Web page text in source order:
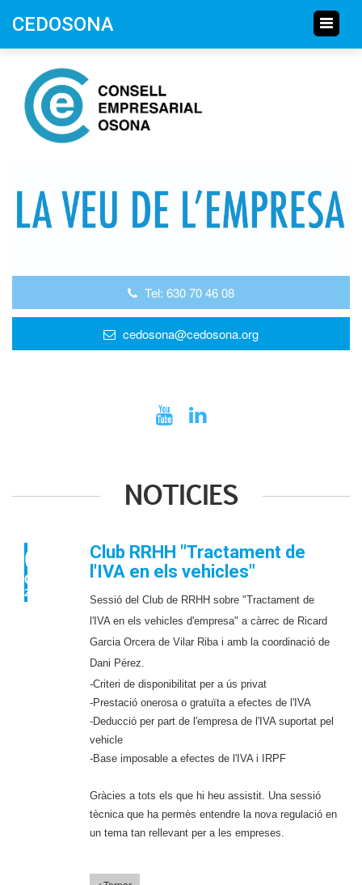
Tel: 630 70 46 08
cedosona@cedosona.org
CEDOSONA
NOTICIES
05
OCT
2023
Club RRHH "Tractament de
l'IVA en els vehicles"
Sessió del Club de RRHH sobre "Tractament de
l'IVA en els vehicles d'empresa" a càrrec de Ricard
Garcia Orcera de Vilar Riba i amb la coordinació de
Dani Pérez.
-Criteri de disponibilitat per a ús privat
-Prestació onerosa o gratuïta a efectes de l'IVA
-Deducció per part de l'empresa de l'IVA suportat pel
vehicle
-Base imposable a efectes de l'IVA i IRPF
Gràcies a tots els que hi heu assistit. Una sessió
tècnica que ha permès entendre la nova regulació en
un tema tan rellevant per a les empreses.